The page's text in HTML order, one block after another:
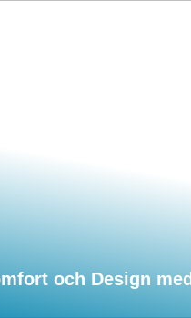
och Design med